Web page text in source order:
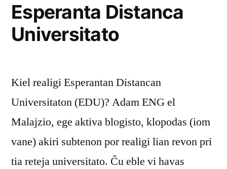
projektoj
Esperanta Distanca
Universitato
Kiel realigi Esperantan Distancan
Universitaton (EDU)? Adam ENG el
Malajzio, ege aktiva blogisto, klopodas (iom
vane) akiri subtenon por realigi lian revon pri
tia reteja universitato. Ĉu eble vi havas